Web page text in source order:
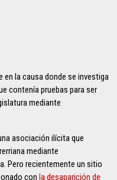
la causa donde se investiga
contenía pruebas para ser
mediante
asociación ilícita que
mediante
Pero recientemente un sitio
con la desaparición de